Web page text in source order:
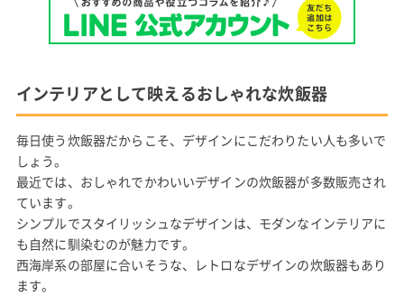
インテリアとして映えるおしゃれな炊飯器
毎日使う炊飯器だからこそ、デザインにこだわりたい人も多いで
しょう。
最近では、おしゃれでかわいいデザインの炊飯器が多数販売され
ています。
シンプルでスタイリッシュなデザインは、モダンなインテリアに
も自然に馴染むのが魅力です。
西海岸系の部屋に合いそうな、レトロなデザインの炊飯器もあり
ます。